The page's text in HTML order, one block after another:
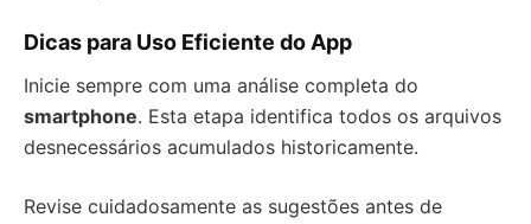
Dicas para Uso Eficiente do App
Inicie sempre com uma análise completa do
smartphone. Esta etapa identifica todos os arquivos
desnecessários acumulados historicamente.
Revise cuidadosamente as sugestões antes de